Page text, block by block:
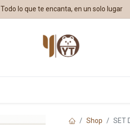
Todo lo que te encanta, en un solo lugar
Shop SET